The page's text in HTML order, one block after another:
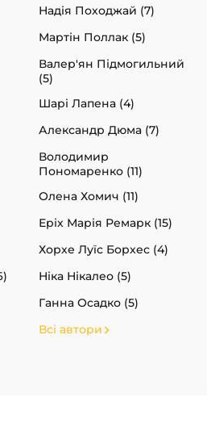
Надія Походжай (7)
Мартін Поллак (5)
Валер'ян Підмогильний
(5)
Шарі Лапена (4)
Александр Дюма (7)
Володимир
Пономаренко (11)
Олена Хомич (11)
Еріх Марія Ремарк (15)
Хорхе Луїс Борхес (4)
Ніка Нікалео (5)
Ганна Осадко (5)
Всі автори